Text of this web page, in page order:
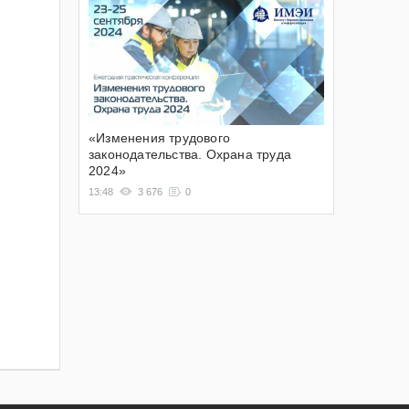
«Изменения трудового
законодательства. Охрана труда
2024»
13:48 3 676 0